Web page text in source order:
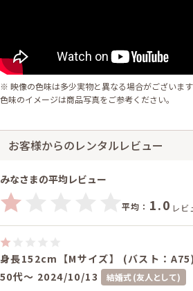
※ 映像の色味は多少実物と異なる場合がございます
色味のイメージは商品写真をご参考ください。
お客様からのレンタルレビュー
みなさまの平均レビュー
平均： 1.0 レビ
身長152cm【Mサイズ】 (バスト：A75)
50代～ 2024/10/13
結婚式 (友人として)